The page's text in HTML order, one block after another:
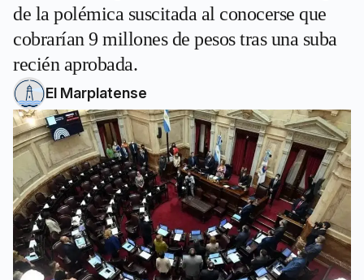
de la polémica suscitada al conocerse que
cobrarían 9 millones de pesos tras una suba
recién aprobada.
El Marplatense